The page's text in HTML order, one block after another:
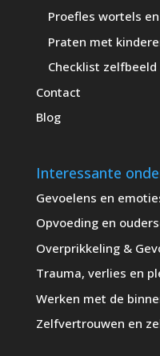
Proefles wortels
Praten met
Checklist zelfbeeld
Contact
Blog
Interessante
Gevoelens en
Opvoeding en
Overprikkeling &
Trauma, verlies en
Werken met de
Zelfvertrouwen en